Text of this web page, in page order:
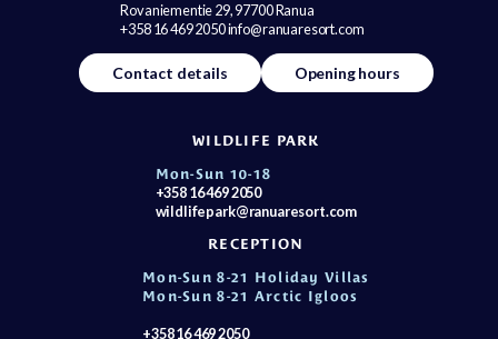
Rovaniementie 29, 97700 Ranua
+358 16 469 2050 info@ranuaresort.com
Contact details Opening hours
WILDLIFE PARK
Mon-Sun 10-18
+358 16 469 2050
wildlifepark@ranuaresort.com
RECEPTION
Mon-Sun 8-21 Holiday Villas
Mon-Sun 8-21 Arctic Igloos
+358 16 469 2050